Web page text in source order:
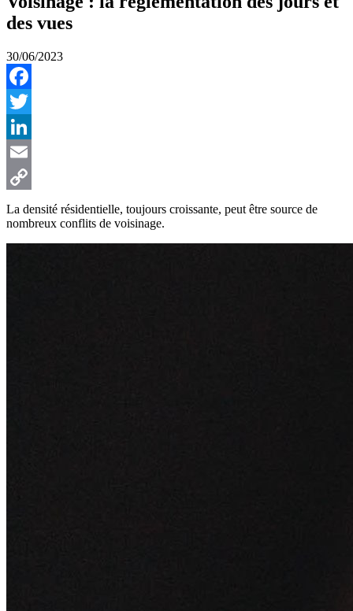
des vues
30/06/2023
Facebook
Twitter
LinkedIn
Email
Copy
Link
La densité résidentielle, toujours croissante, peut être source de
nombreux conflits de voisinage.